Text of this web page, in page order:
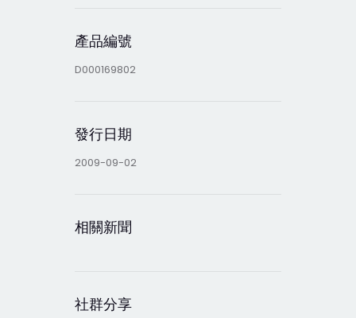
產品編號
D000169802
發行日期
2009-09-02
相關新聞
社群分享